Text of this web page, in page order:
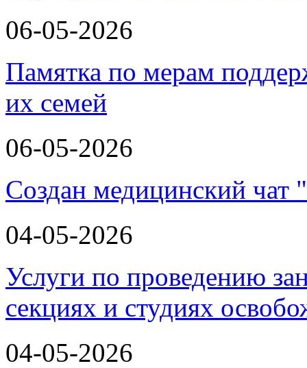
06-05-2026
Памятка по мерам
их семей
06-05-2026
Создан медицинский чат
04-05-2026
Услуги по проведению
секциях и студиях
04-05-2026